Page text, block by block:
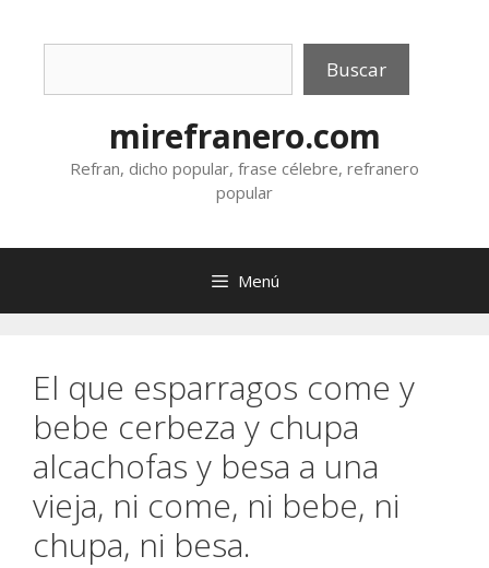
Buscar
mirefranero.com
Refran, dicho popular, frase célebre, refranero
popular
Menú
El que esparragos come y
bebe cerbeza y chupa
alcachofas y besa a una
vieja, ni come, ni bebe, ni
chupa, ni besa.